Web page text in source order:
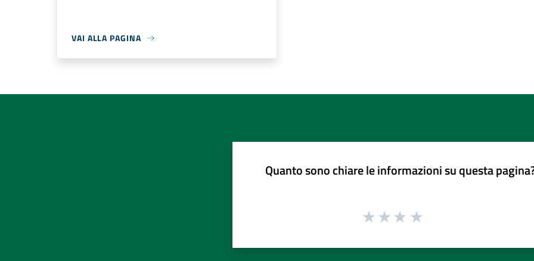
VAI ALLA PAGINA
Quanto sono chiare le informazioni su questa